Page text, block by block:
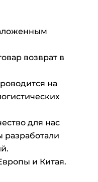
возврат в
на
для нас
разработали
и Китая.